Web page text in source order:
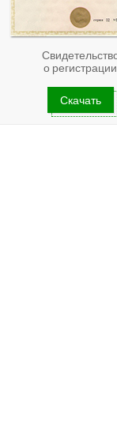
о регистрации
Скачать